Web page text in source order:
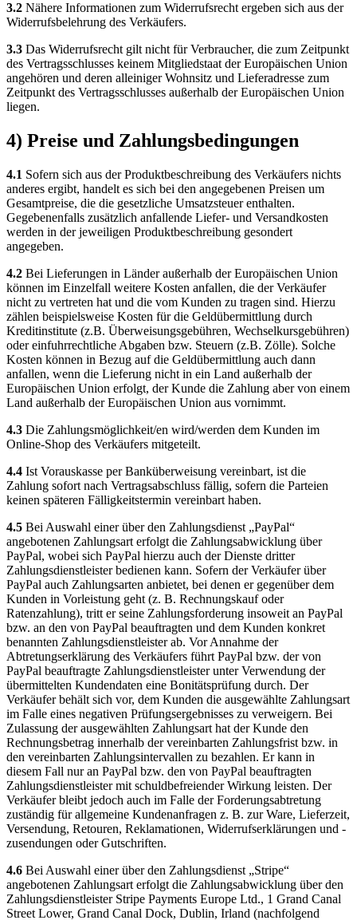
3.2 Nähere Informationen zum Widerrufsrecht ergeben sich aus der
Widerrufsbelehrung des Verkäufers.
3.3 Das Widerrufsrecht gilt nicht für Verbraucher, die zum Zeitpunkt
des Vertragsschlusses keinem Mitgliedstaat der Europäischen Union
angehören und deren alleiniger Wohnsitz und Lieferadresse zum
Zeitpunkt des Vertragsschlusses außerhalb der Europäischen Union
liegen.
4) Preise und Zahlungsbedingungen
4.1 Sofern sich aus der Produktbeschreibung des Verkäufers nichts
anderes ergibt, handelt es sich bei den angegebenen Preisen um
Gesamtpreise, die die gesetzliche Umsatzsteuer enthalten.
Gegebenenfalls zusätzlich anfallende Liefer- und Versandkosten
werden in der jeweiligen Produktbeschreibung gesondert
angegeben.
4.2 Bei Lieferungen in Länder außerhalb der Europäischen Union
können im Einzelfall weitere Kosten anfallen, die der Verkäufer
nicht zu vertreten hat und die vom Kunden zu tragen sind. Hierzu
zählen beispielsweise Kosten für die Geldübermittlung durch
Kreditinstitute (z.B. Überweisungsgebühren, Wechselkursgebühren)
oder einfuhrrechtliche Abgaben bzw. Steuern (z.B. Zölle). Solche
Kosten können in Bezug auf die Geldübermittlung auch dann
anfallen, wenn die Lieferung nicht in ein Land außerhalb der
Europäischen Union erfolgt, der Kunde die Zahlung aber von einem
Land außerhalb der Europäischen Union aus vornimmt.
4.3 Die Zahlungsmöglichkeit/en wird/werden dem Kunden im
Online-Shop des Verkäufers mitgeteilt.
4.4 Ist Vorauskasse per Banküberweisung vereinbart, ist die
Zahlung sofort nach Vertragsabschluss fällig, sofern die Parteien
keinen späteren Fälligkeitstermin vereinbart haben.
4.5 Bei Auswahl einer über den Zahlungsdienst „PayPal“
angebotenen Zahlungsart erfolgt die Zahlungsabwicklung über
PayPal, wobei sich PayPal hierzu auch der Dienste dritter
Zahlungsdienstleister bedienen kann. Sofern der Verkäufer über
PayPal auch Zahlungsarten anbietet, bei denen er gegenüber dem
Kunden in Vorleistung geht (z. B. Rechnungskauf oder
Ratenzahlung), tritt er seine Zahlungsforderung insoweit an PayPal
bzw. an den von PayPal beauftragten und dem Kunden konkret
benannten Zahlungsdienstleister ab. Vor Annahme der
Abtretungserklärung des Verkäufers führt PayPal bzw. der von
PayPal beauftragte Zahlungsdienstleister unter Verwendung der
übermittelten Kundendaten eine Bonitätsprüfung durch. Der
Verkäufer behält sich vor, dem Kunden die ausgewählte Zahlungsart
im Falle eines negativen Prüfungsergebnisses zu verweigern. Bei
Zulassung der ausgewählten Zahlungsart hat der Kunde den
Rechnungsbetrag innerhalb der vereinbarten Zahlungsfrist bzw. in
den vereinbarten Zahlungsintervallen zu bezahlen. Er kann in
diesem Fall nur an PayPal bzw. den von PayPal beauftragten
Zahlungsdienstleister mit schuldbefreiender Wirkung leisten. Der
Verkäufer bleibt jedoch auch im Falle der Forderungsabtretung
zuständig für allgemeine Kundenanfragen z. B. zur Ware, Lieferzeit,
Versendung, Retouren, Reklamationen, Widerrufserklärungen und -
zusendungen oder Gutschriften.
4.6 Bei Auswahl einer über den Zahlungsdienst „Stripe“
angebotenen Zahlungsart erfolgt die Zahlungsabwicklung über den
Zahlungsdienstleister Stripe Payments Europe Ltd., 1 Grand Canal
Street Lower, Grand Canal Dock, Dublin, Irland (nachfolgend